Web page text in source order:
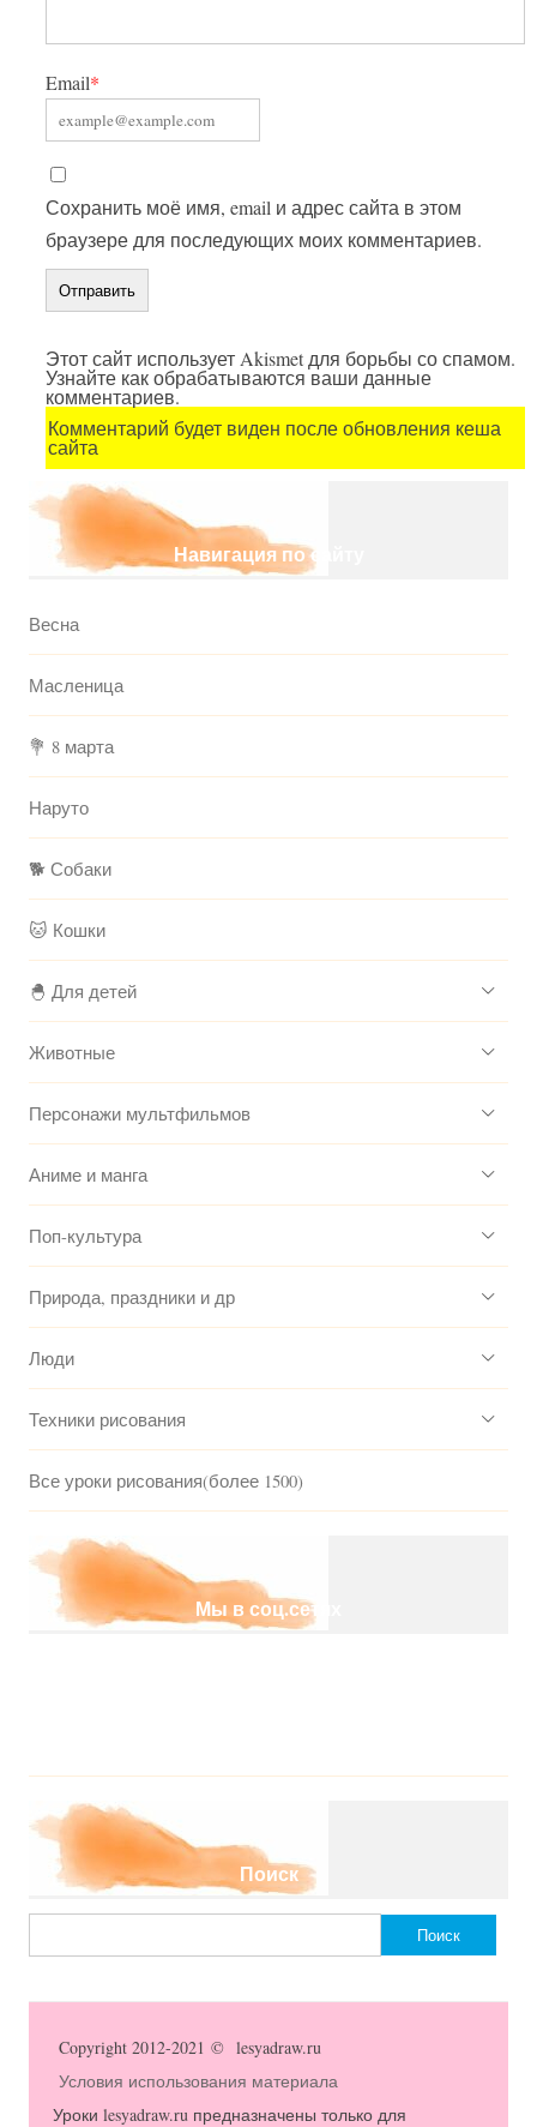
Email*
Сохранить моё имя, email и адрес сайта в этом
браузере для последующих моих комментариев.
Этот сайт использует Akismet для борьбы со спамом.
Узнайте как обрабатываются ваши данные
комментариев.
Комментарий будет виден после обновления кеша
сайта
Навигация по сайту
Весна
Масленица
💐 8 марта
Наруто
🐕 Собаки
🐱 Кошки
🐣 Для детей
Животные
Персонажи мультфильмов
Аниме и манга
Поп-культура
Природа, праздники и др
Люди
Техники рисования
Все уроки рисования(более 1500)
Мы в соц.сетях
Поиск
Copyright 2012-2021 © lesyadraw.ru
Условия использования материала
Уроки lesyadraw.ru предназначены только для